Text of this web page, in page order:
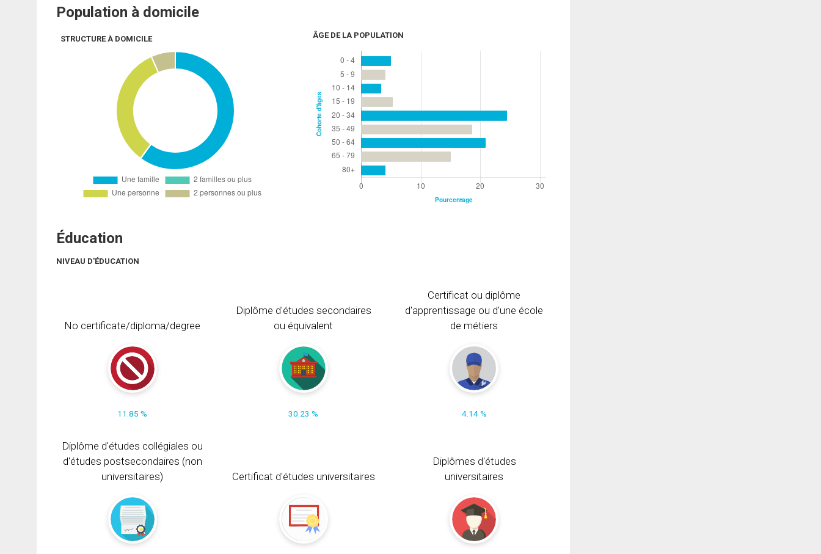
Population à domicile
STRUCTURE À DOMICILE ÂGE DE LA POPULATION
Éducation
NIVEAU D'ÉDUCATION
No certificate/diploma/degree
11.85 %
Diplôme d'études secondaires
ou équivalent
30.23 %
Certificat ou diplôme
d'apprentissage ou d'une école
de métiers
4.14 %
Diplôme d'études collégiales ou
d'études postsecondaires (non
universitaires)
Certificat d'études universitaires
Diplômes d'études
universitaires